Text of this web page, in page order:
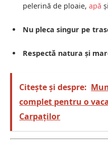
pelerină de ploaie, apă
Nu pleca singur pe
Respectă natura și
Citește și despre:
complet pentru o
Carpaților